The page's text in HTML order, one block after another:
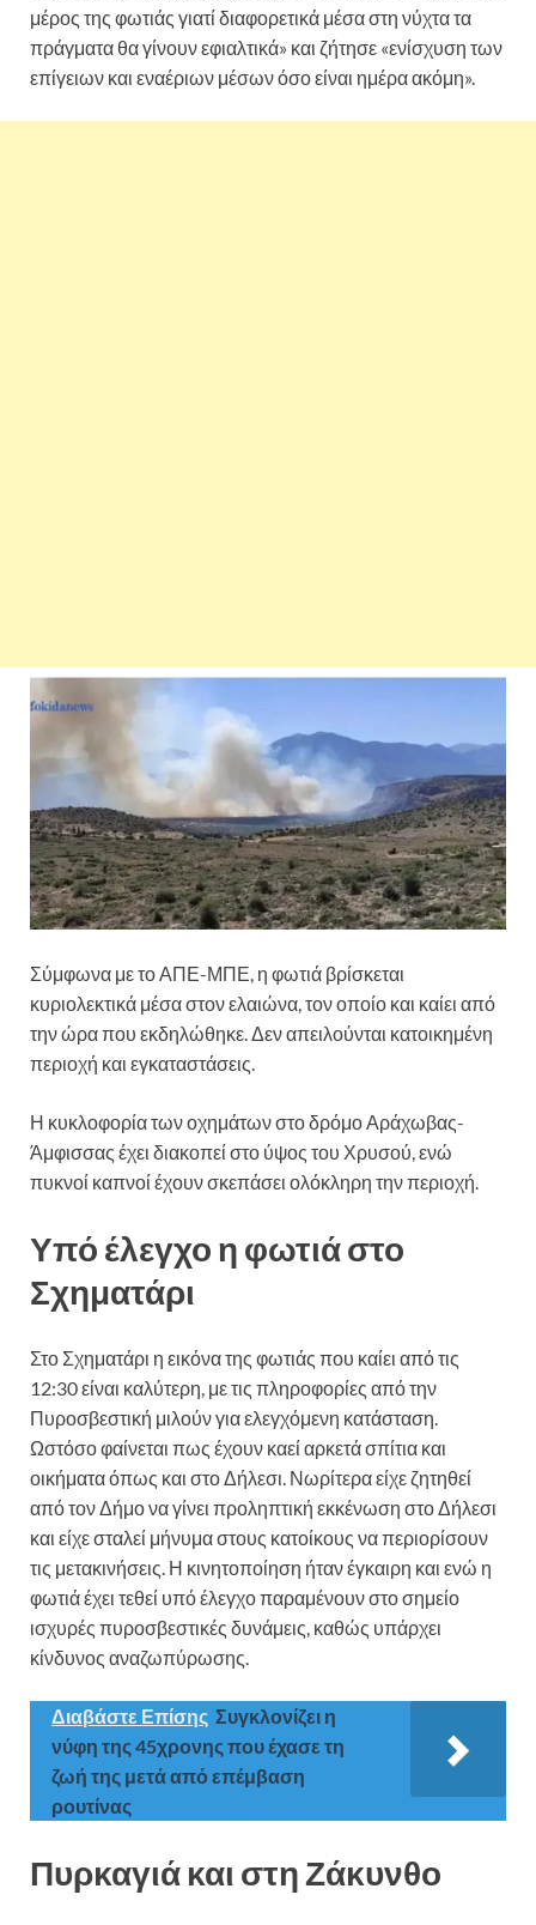
μέρος της φωτιάς γιατί διαφορετικά μέσα στη νύχτα τα
πράγματα θα γίνουν εφιαλτικά» και ζήτησε «ενίσχυση των
επίγειων και εναέριων μέσων όσο είναι ημέρα ακόμη».
Σύμφωνα με το ΑΠΕ-ΜΠΕ, η φωτιά βρίσκεται
κυριολεκτικά μέσα στον ελαιώνα, τον οποίο και καίει από
την ώρα που εκδηλώθηκε. Δεν απειλούνται κατοικημένη
περιοχή και εγκαταστάσεις.
Η κυκλοφορία των οχημάτων στο δρόμο Αράχωβας-
Άμφισσας έχει διακοπεί στο ύψος του Χρυσού, ενώ
πυκνοί καπνοί έχουν σκεπάσει ολόκληρη την περιοχή.
Υπό έλεγχο η φωτιά στο
Σχηματάρι
Στο Σχηματάρι η εικόνα της φωτιάς που καίει από τις
12:30 είναι καλύτερη, με τις πληροφορίες από την
Πυροσβεστική μιλούν για ελεγχόμενη κατάσταση.
Ωστόσο φαίνεται πως έχουν καεί αρκετά σπίτια και
οικήματα όπως και στο Δήλεσι. Νωρίτερα είχε ζητηθεί
από τον Δήμο να γίνει προληπτική εκκένωση στο Δήλεσι
και είχε σταλεί μήνυμα στους κατοίκους να περιορίσουν
τις μετακινήσεις. Η κινητοποίηση ήταν έγκαιρη και ενώ η
φωτιά έχει τεθεί υπό έλεγχο παραμένουν στο σημείο
ισχυρές πυροσβεστικές δυνάμεις, καθώς υπάρχει
κίνδυνος αναζωπύρωσης.
Διαβάστε Επίσης Συγκλονίζει η
νύφη της 45χρονης που έχασε τη
ζωή της μετά από επέμβαση
ρουτίνας
Πυρκαγιά και στη Ζάκυνθο